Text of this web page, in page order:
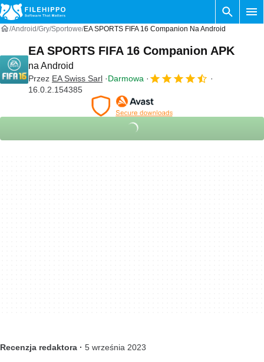
Android Gry Sportowe EA SPORTS FIFA 16 Companion Na Android
EA SPORTS FIFA 16 Companion APK
na Android
Przez EA Swiss Sarl
Darmowa
16.0.2.154385
Recenzja redaktora · 5 września 2023